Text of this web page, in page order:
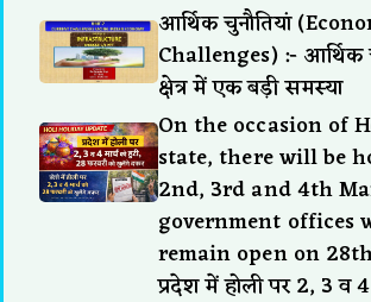
आर्थिक चुनौतियां
Challenges) :- आर्थिक
क्षेत्र में एक बड़ी समस्या
On the occasion of
state, there will be
2nd, 3rd and 4th
government offices
remain open on
प्रदेश में होली पर 2, 3 व 4